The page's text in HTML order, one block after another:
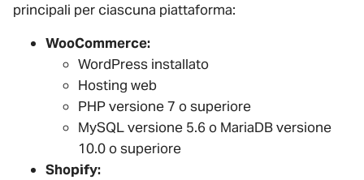
principali per ciascuna piattaforma:
WooCommerce:
WordPress installato
Hosting web
PHP versione 7 o superiore
MySQL versione 5.6 o MariaDB versione
10.0 o superiore
Shopify: